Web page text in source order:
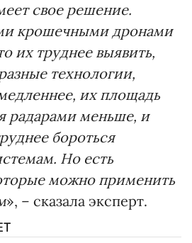
свое решение.
крошечными дронами
их труднее выявить,
технологии,
их площадь
радарами меньше, и
бороться
Но есть
можно применить
», – сказала эксперт.